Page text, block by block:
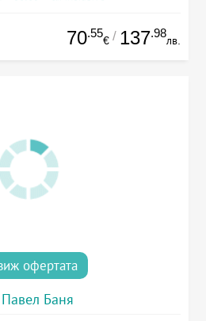
70.55
€ / 137.98
лв.
офертата
Павел Баня